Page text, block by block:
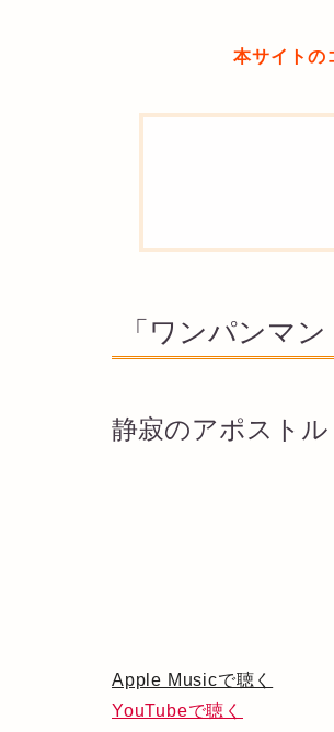
本サイトの
「ワンパンマ
静寂のアポスト
Apple Musicで聴く
YouTubeで聴く